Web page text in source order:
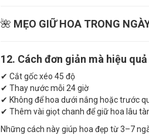
🌺 MẸO GIỮ HOA TRONG
12. Cách đơn giản mà hiệu quả
✔ Cắt gốc xéo 45 độ
✔ Thay nước mỗi 24 giờ
✔ Không để hoa dưới nắng hoặc trước
✔ Thêm vài giọt chanh để giữ hoa lâu
Những cách này giúp hoa đẹp từ 3–7